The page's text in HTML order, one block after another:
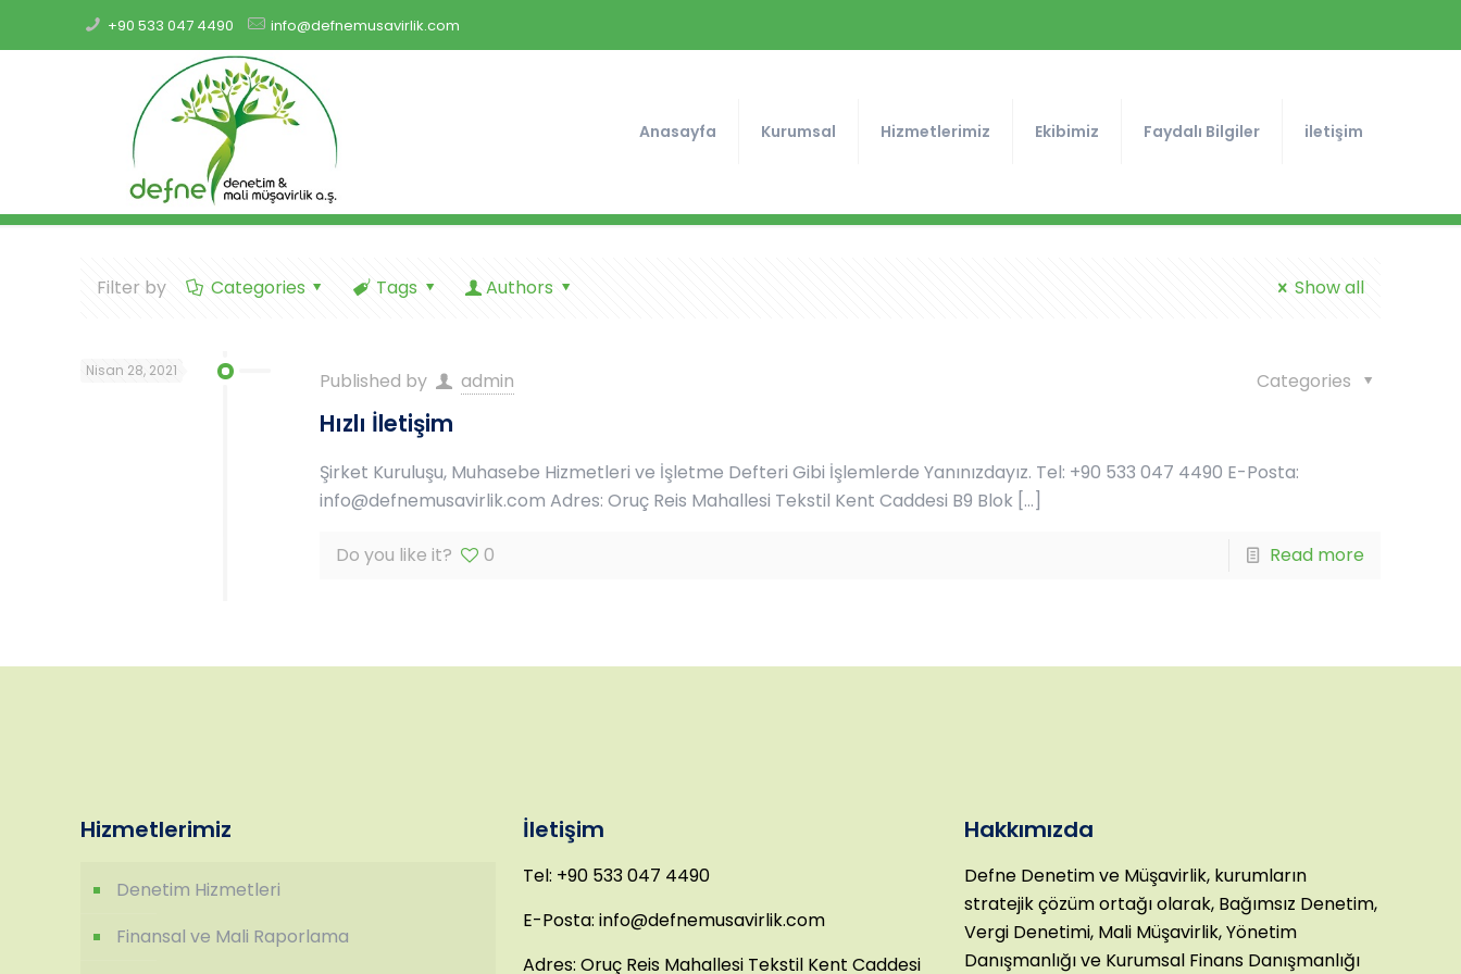
+90 533 047 4490 info@defnemusavirlik.com
Anasayfa Kurumsal Hizmetlerimiz Ekibimiz Faydalı Bilgiler iletişim
Filter by Categories Tags Authors Show all
Nisan 28, 2021 Published by admin Categories
Hızlı İletişim
Şirket Kuruluşu, Muhasebe Hizmetleri ve İşletme Defteri Gibi İşlemlerde Yanınızdayız. Tel: +90 533 047 4490 E-Posta:
info@defnemusavirlik.com Adres: Oruç Reis Mahallesi Tekstil Kent Caddesi B9 Blok […]
Do you like it? 0 Read more
Hizmetlerimiz
Denetim Hizmetleri
Finansal ve Mali Raporlama
İletişim
Tel: +90 533 047 4490
E-Posta: info@defnemusavirlik.com
Adres: Oruç Reis Mahallesi Tekstil Kent Caddesi
Hakkımızda
Defne Denetim ve Müşavirlik, kurumların
stratejik çözüm ortağı olarak, Bağımsız Denetim,
Vergi Denetimi, Mali Müşavirlik, Yönetim
Danışmanlığı ve Kurumsal Finans Danışmanlığı